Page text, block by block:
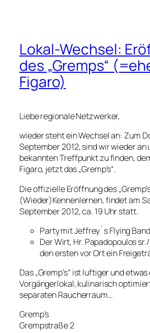
Lokal-Wechsel:
des „Gremps“
Figaro)
Liebe regionale Netzwerker,
wieder steht ein Wechsel an: Zum
September 2012, sind wir wieder an
bekannten Treffpunkt zu finden,
Figaro, jetzt das „Gremp’s“.
Die offizielle Eröffnung des
(Wieder)Kennenlernen, findet am
September 2012, ca. 19 Uhr statt.
Party mit Jeffrey´s Flying Band
Der Wirt, Hr. Papadopoulos
den ersten vor Ort ein
Das „Gremp’s“ ist luftiger und
Vorgängerlokal, kulinarisch
separaten Raucherraum…
Gremp’s
Grempstraße 2